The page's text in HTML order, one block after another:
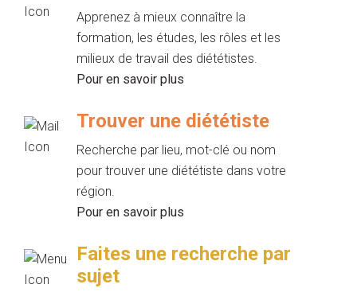
Apprenez à mieux connaître la
formation, les études, les rôles et les
milieux de travail des diététistes.
Pour en savoir plus
Trouver une diététiste
Recherche par lieu, mot-clé ou nom
pour trouver une diététiste dans votre
région.
Pour en savoir plus
Faites une recherche par
sujet